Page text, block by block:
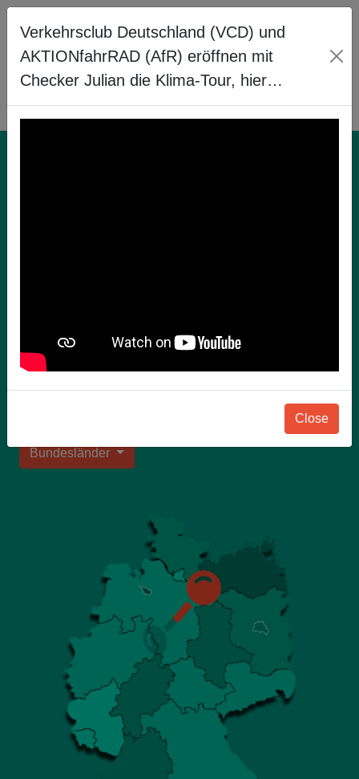
besuche unsere Länderseite. Dort stehen
qualifizierte Lehrer als unsere
Landesschulbeauftragte für Auskünfte zur
Bundesländer
Verkehrsclub Deutschland (VCD) und
AKTIONfahrRAD (AfR) eröffnen mit
Checker Julian die Klima-Tour, hier…
Close